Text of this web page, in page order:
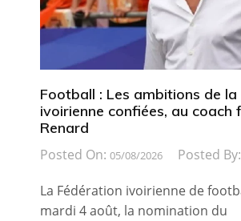
Football : Les ambitions de
ivoirienne confiées, au coach
Renard
Posted On: 05/08/2026 Posted By:
La Fédération ivoirienne de
mardi 4 août, la nomination du